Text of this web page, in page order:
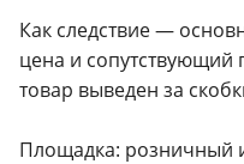
Как следствие —
цена и сопутствующий
товар выведен за
Площадка: розничный